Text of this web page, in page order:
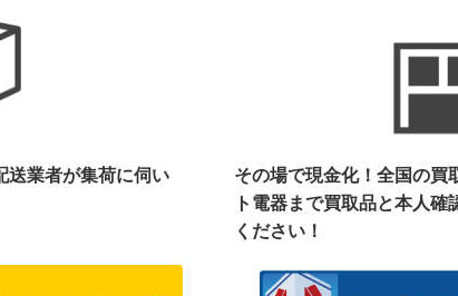
送業者が集荷に伺い
その場で現金化！全国の買
ト電器まで買取品と本人確
ください！